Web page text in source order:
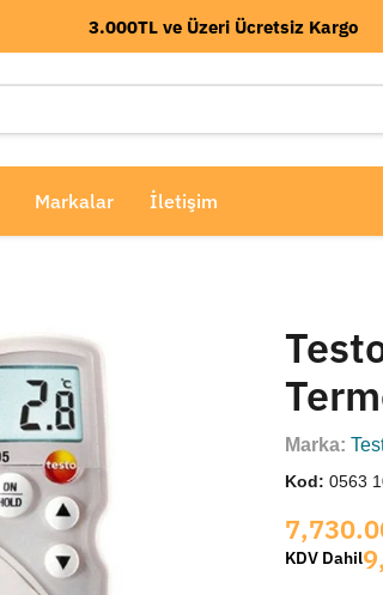
3.000TL ve Üzeri Ücretsiz Kargo
Markalar İletişim
Marka:
Kod: 0563
Mevcut
KDV Dahil